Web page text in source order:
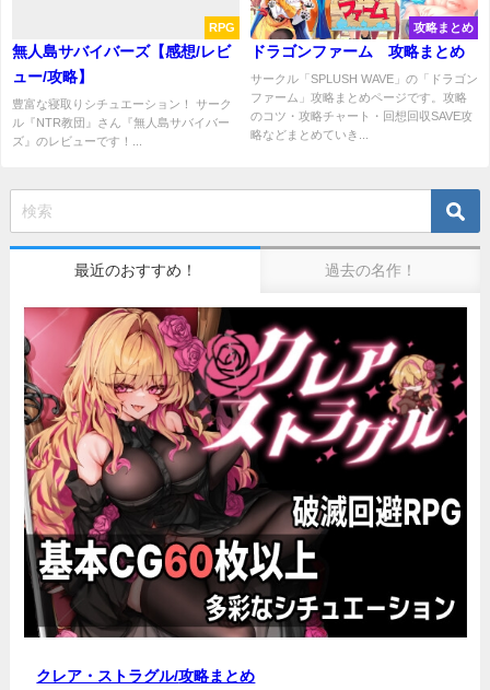
RPG
無人島サバイバーズ【感想/レビ
ュー/攻略】
豊富な寝取りシチュエーション！ サーク
ル『NTR教団』さん『無人島サバイバー
ズ』のレビューです！...
攻略まとめ
ドラゴンファーム 攻略まとめ
サークル「SPLUSH WAVE」の「ドラゴン
ファーム」攻略まとめページです。攻略
のコツ・攻略チャート・回想回収SAVE攻
略などまとめていき...
最近のおすすめ！ 過去の名作！
クレア・ストラグル/攻略まとめ